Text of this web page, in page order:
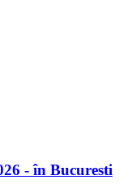
- în Bucuresti